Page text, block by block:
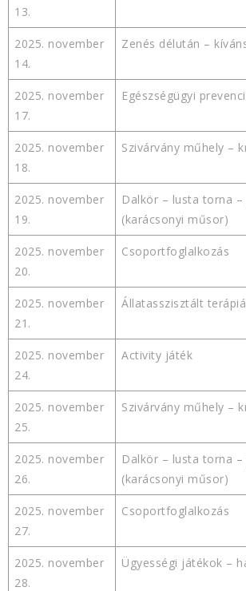
13.
2025. november
14.
Zenés délután –
2025. november
17.
Egészségügyi
2025. november
18.
Szivárvány műhely –
2025. november
19.
Dalkör – lusta torna –
(karácsonyi műsor)
2025. november
20.
Csoportfoglalkozás
2025. november
21.
Állatasszisztált
2025. november
24.
Activity játék
2025. november
25.
Szivárvány műhely –
2025. november
26.
Dalkör – lusta torna –
(karácsonyi műsor)
2025. november
27.
Csoportfoglalkozás
2025. november
28.
Ügyességi játékok –